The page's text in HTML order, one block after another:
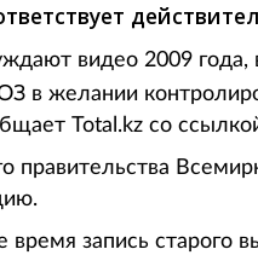
видео 2009 года,
в желании
Total.kz со
правительства
запись старого